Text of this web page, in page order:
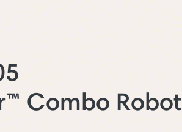
Combo Robot